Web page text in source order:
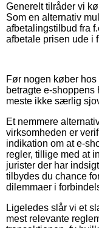
Generelt tilråder vi
Som en alternativ
afbetalingstilbud fra
afbetale prisen ude i
Før nogen køber
betragte e-shoppens
meste ikke særlig
Et nemmere
virksomheden er
indikation om at e-
regler, tillige med at
jurister der har
tilbydes du chance
dilemmaer i
Ligeledes slår vi et
mest relevante